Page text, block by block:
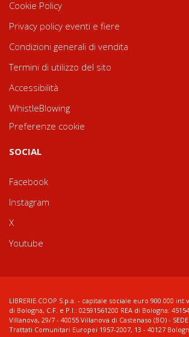
Cookie Policy
Privacy policy eventi e fiere
Condizioni generali di vendita
Termini di utilizzo del sito
Accessibilità
WhistleBlowing
Preferenze cookie
SOCIAL
Facebook
Instagram
X
Youtube
LIBRERIE.COOP S.p.a. - capitale sociale euro 900.000
di Bologna, C.F. e P.I.: 02591561200 REA di Bologna:
Villanova, 29/7 - 40055 Villanova di Castenaso (BO) -
Trattati Comunitari Europei 1957-2007, 13 - 40127